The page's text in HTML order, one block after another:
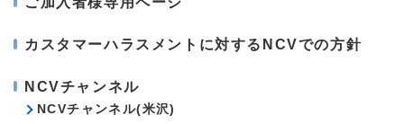
カスタマーハラスメントに対するNCVでの方針
NCVチャンネル
NCVチャンネル(米沢)